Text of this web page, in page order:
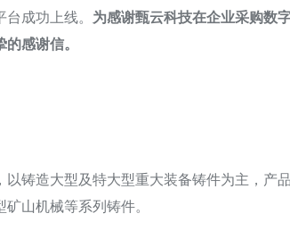
成功上线。 为感谢甄云科技在企业采购数
感谢信。
铸造大型及特大型重大装备铸件为主，产
山机械等系列铸件。